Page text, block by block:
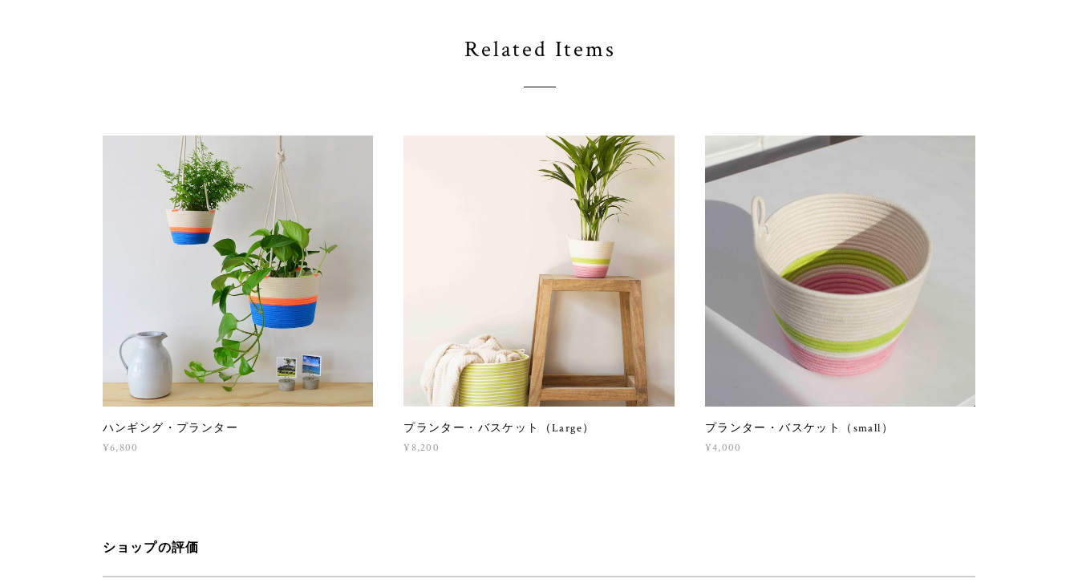
Related Items
ハンギング・プランター
¥6,800
プランター・バスケット（Large）
¥8,200
プランター・バスケット（small）
¥4,000
ショップの評価